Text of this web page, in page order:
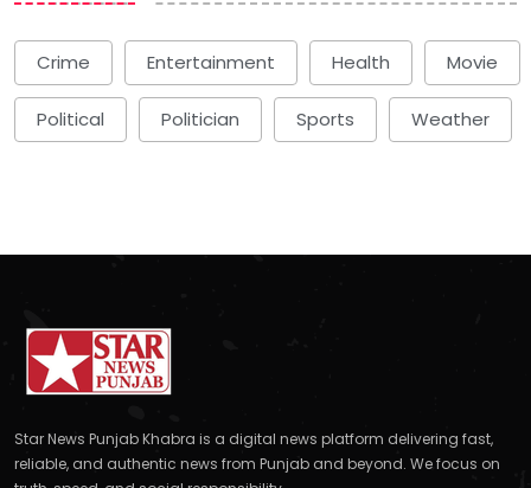
Crime Entertainment Health Movie
Political Politician Sports Weather
Star News Punjab Khabra is a digital news platform delivering fast,
reliable, and authentic news from Punjab and beyond. We focus on